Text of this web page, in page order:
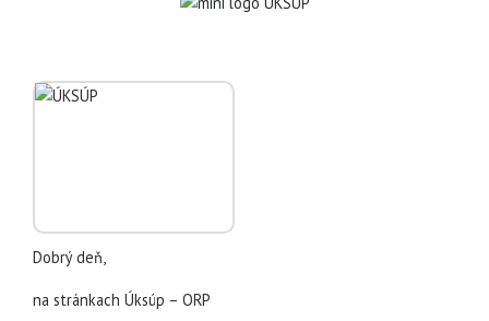
Dobrý deň,
na stránkach Úksúp – ORP